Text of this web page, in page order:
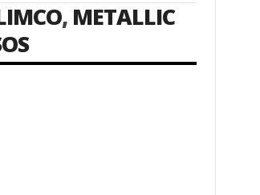
, METALLIC